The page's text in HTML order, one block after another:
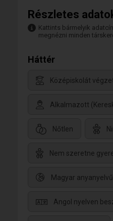
Részletes
Kattints bármelyik
megnézni minden
Háttér
Középiskolát
Alkalmazott
Nőtlen
Nem szeretne
Magyar anyanyelvű
Angol nyelven